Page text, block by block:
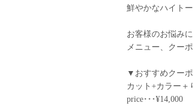
鮮やかなハイト
お客様のお悩み
メニュー、クー
▼おすすめクー
カット+カラー＋
price･･･¥14,000